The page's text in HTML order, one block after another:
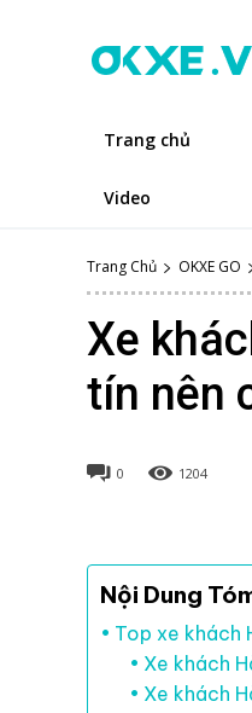
Trang chủ
Video
Trang Chủ OKXE GO
Xe
tín nên
0 1204
Nội Dung
Top xe khách
Xe khách
Xe khách